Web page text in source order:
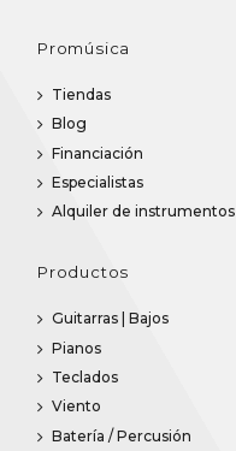
Promúsica
Tiendas
Blog
Financiación
Especialistas
Alquiler de instrumentos
Productos
Guitarras | Bajos
Pianos
Teclados
Viento
Batería / Percusión